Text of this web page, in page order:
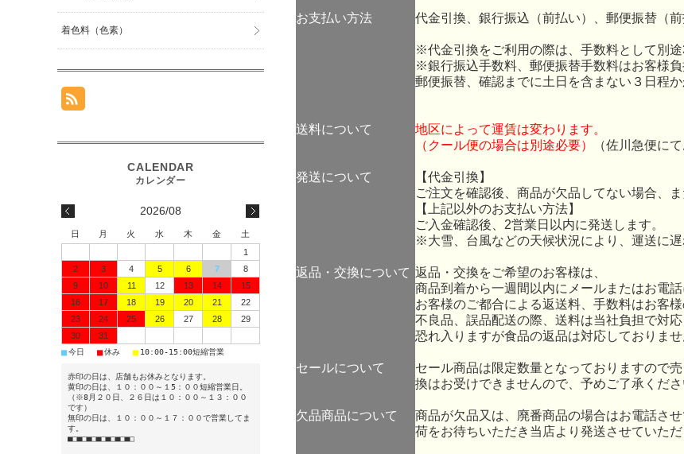
お支払い方法 代金引換、銀行振込（前払い）、郵便振替（
※代金引換をご利用の際は、手数料として別途
※銀行振込手数料、郵便振替手数料はお客様
郵便振替、確認までに土日を含まない３日程
送料について
地区によって運賃は変わります。
（クール便の場合は別途必要）
（佐川急便に
発送について
【代金引換】
ご注文を確認後、商品が欠品してない場合、
【上記以外のお支払い方法】
ご入金確認後、2営業日以内に発送します。
※大雪、台風などの天候状況により、運送に
返品・交換について 返品・交換をご希望のお客様は、
商品到着から一週間以内にメールまたはお電話
お客様のご都合による返送料、手数料はお客
不良品、誤品配送の際、送料は当社負担で対応
恐れ入りますが食品の返品は対応しておりませ
セールについて
セール商品は限定数量となっておりますので
換はお受けできませんので、予めご了承くださ
欠品商品について
商品が欠品又は、廃番商品の場合はお電話さ
荷をお待ちいただき当店より発送させていただ
着色料（色素）
2026/08
日 月 火 水 木 金
土
1
2
3 4 5 6 7
8
9
10 11 12 13 14
15
16
17 18 19 20 21
22
23
24 25 26 27 28
29
30
31
■今日 ■休み ■ 10:00-15:00短縮営業
赤印の日は、店舗もお休みとなります。
黄印の日は、１０：００～１5：００短縮営業日。
（※8月２０日、２６日は１０：００～１３：００
です）
無印の日は、１０：００～１７：００で営業してま
す。
■□■□■□■□■□■□■□